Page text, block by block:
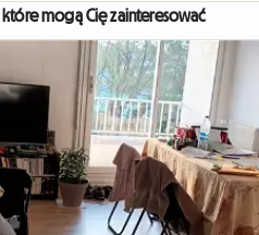
które mogą Cię zainteresować